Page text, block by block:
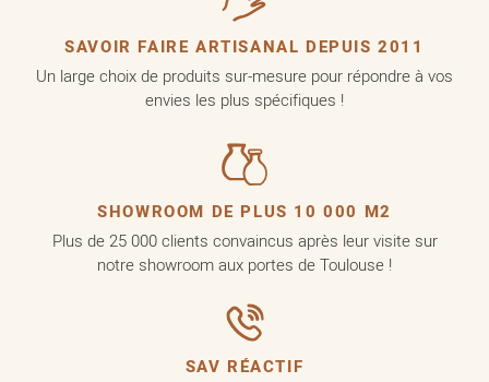
SAVOIR FAIRE ARTISANAL DEPUIS 2011
Un large choix de produits sur-mesure pour répondre à vos
envies les plus spécifiques !
SHOWROOM DE PLUS 10 000 M2
Plus de 25 000 clients convaincus après leur visite sur
notre showroom aux portes de Toulouse !
SAV RÉACTIF